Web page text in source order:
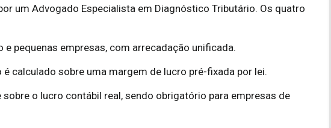
um Advogado Especialista em Diagnóstico Tributário. Os quatro
e pequenas empresas, com arrecadação unificada.
calculado sobre uma margem de lucro pré-fixada por lei.
sobre o lucro contábil real, sendo obrigatório para empresas de